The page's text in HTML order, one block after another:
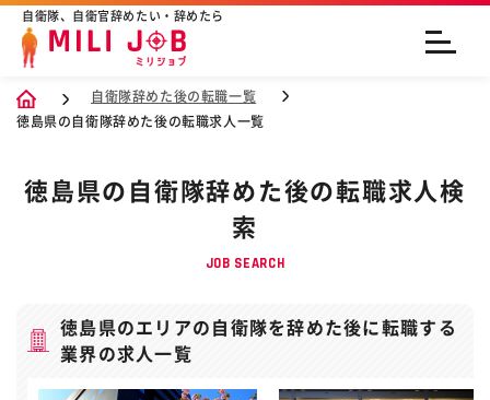
自衛隊、自衛官辞めたい・辞めたら
自衛隊辞めた後の転職一覧
徳島県の自衛隊辞めた後の転職求人一覧
徳島県の自衛隊辞めた後の転職求人検
索
JOB SEARCH
徳島県のエリアの自衛隊を辞めた後に転職する
業界の求人一覧